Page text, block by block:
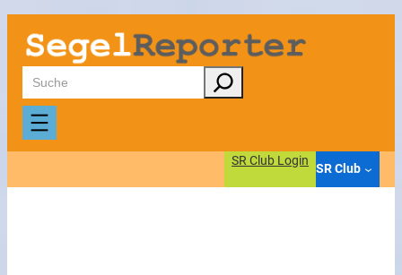
Zum
Inhalt
springen
Suchen
SR Club Login
SR Club